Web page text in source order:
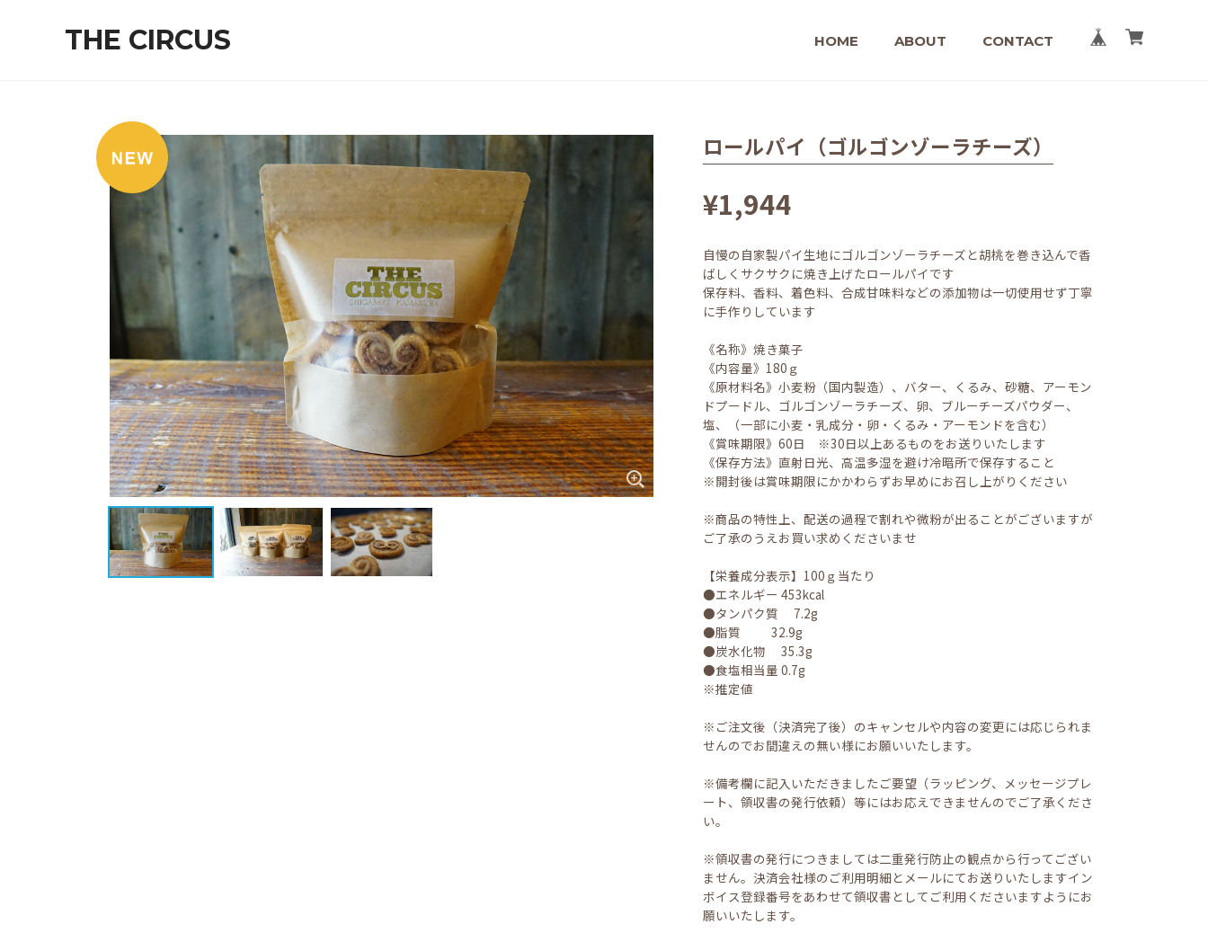
THE CIRCUS HOME ABOUT CONTACT
ロールパイ（ゴルゴンゾーラチーズ）
¥1,944
自慢の自家製パイ生地にゴルゴンゾーラチーズと胡桃を巻き込んで香
ばしくサクサクに焼き上げたロールパイです
保存料、香料、着色料、合成甘味料などの添加物は一切使用せず丁寧
に手作りしています
《名称》焼き菓子
《内容量》180ｇ
《原材料名》小麦粉（国内製造）、バター、くるみ、砂糖、アーモン
ドプードル、ゴルゴンゾーラチーズ、卵、ブルーチーズパウダー、
塩、（一部に小麦・乳成分・卵・くるみ・アーモンドを含む）
《賞味期限》60日 ※30日以上あるものをお送りいたします
《保存方法》直射日光、高温多湿を避け冷暗所で保存すること
※開封後は賞味期限にかかわらずお早めにお召し上がりください
※商品の特性上、配送の過程で割れや微粉が出ることがございますが
ご了承のうえお買い求めくださいませ
【栄養成分表示】100ｇ当たり
●エネルギー 453kcal
●タンパク質 7.2g
●脂質 32.9g
●炭水化物 35.3g
●食塩相当量 0.7g
※推定値
※ご注文後（決済完了後）のキャンセルや内容の変更には応じられま
せんのでお間違えの無い様にお願いいたします。
※備考欄に記入いただきましたご要望（ラッピング、メッセージプレ
ート、領収書の発行依頼）等にはお応えできませんのでご了承くださ
い。
※領収書の発行につきましては二重発行防止の観点から行ってござい
ません。決済会社様のご利用明細とメールにてお送りいたしますイン
ボイス登録番号をあわせて領収書としてご利用くださいますようにお
願いいたします。